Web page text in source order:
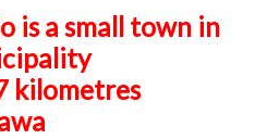
is a small town in
kilometres